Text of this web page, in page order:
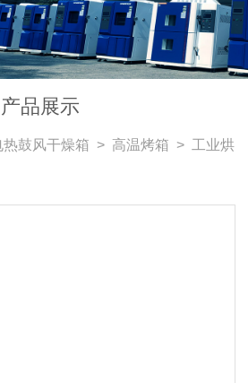
产品展示
热鼓风干燥箱 >高温烤箱 > 工业烘